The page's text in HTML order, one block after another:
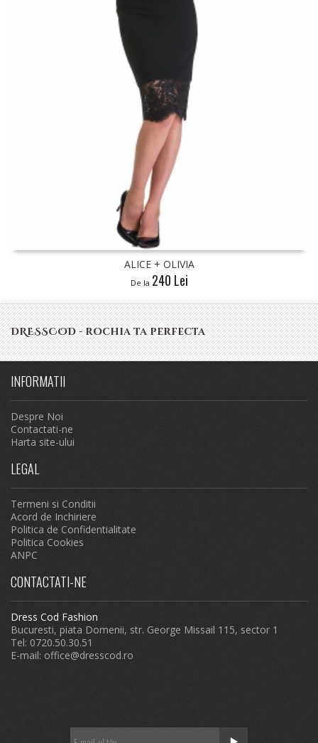
ALICE + OLIVIA
De la 240 Lei
DRESSCOD - rochia ta perfecta
INFORMATII
Despre Noi
Contactati-ne
Harta site-ului
LEGAL
Termeni si Conditii
Acord de Inchiriere
Politica de Confidentialitate
Politica Cookies
ANPC
CONTACTATI-NE
Dress Cod Fashion
Bucuresti, piata Domenii, str. George Missail 115, sector 1
Tel: 0720.50.30.51
E-mail: office@dresscod.ro